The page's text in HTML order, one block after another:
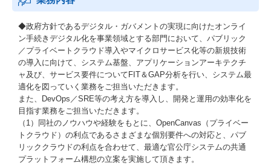
◆政府方針であるデジタル・ガバメントの実現に向けたオンライ
ン手続きデジタル化を事業領域とする部門において、パブリック
／プライベートクラウド導入やマイクロサービス化等の新規技術
の導入に向けて、システム基盤、アプリケーションアーキテクチ
ャ及び、サービス要件についてFIT＆GAP分析を行い、システム最
適化を図っていく業務をご担当いただきます。
また、DevOps／SRE等の考え方を導入し、開発と運用の効率化を
目指す業務をご担当いただきます。
（1）同社のノウハウや経験をもとに、OpenCanvas（プライベー
トクラウド）の利点であるさまざまな個別要件への対応と、パブ
リッククラウドの利点を合わせて、最適な官公庁システムの共通
プラットフォーム構想の立案を実施して頂きます。